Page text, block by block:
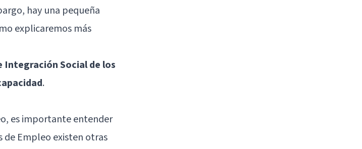
hay una pequeña
explicaremos más
Integración Social de los
.
es importante entender
de Empleo existen otras